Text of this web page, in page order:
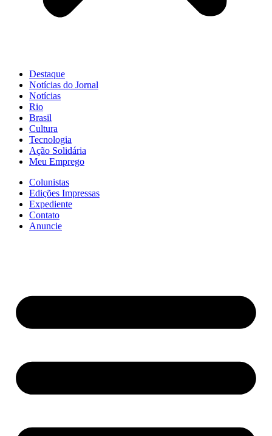
Destaque
Notícias do Jornal
Notícias
Rio
Brasil
Cultura
Tecnologia
Ação Solidária
Meu Emprego
Colunistas
Edições Impressas
Expediente
Contato
Anuncie